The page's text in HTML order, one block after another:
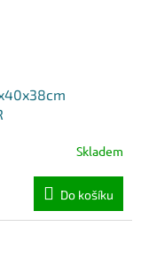
Skladem
Do košíku